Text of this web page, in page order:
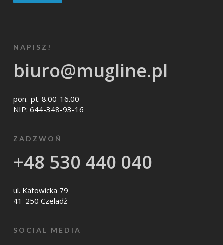
NAPISZ!
biuro@mugline.pl
pon.-pt. 8.00-16.00
NIP: 644-348-93-16
ZADZWOŃ
+48 530 440 040
ul. Katowicka 79
41-250 Czeladź
SOCIAL MEDIA